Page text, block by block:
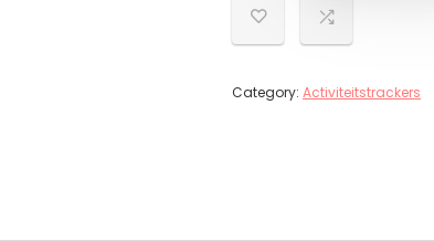
Category: Activiteitstrackers